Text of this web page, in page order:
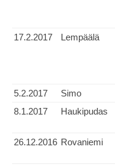
17.2.2017 Lempäälä
5.2.2017 Simo
8.1.2017
Haukipudas
26.12.2016 Rovaniemi